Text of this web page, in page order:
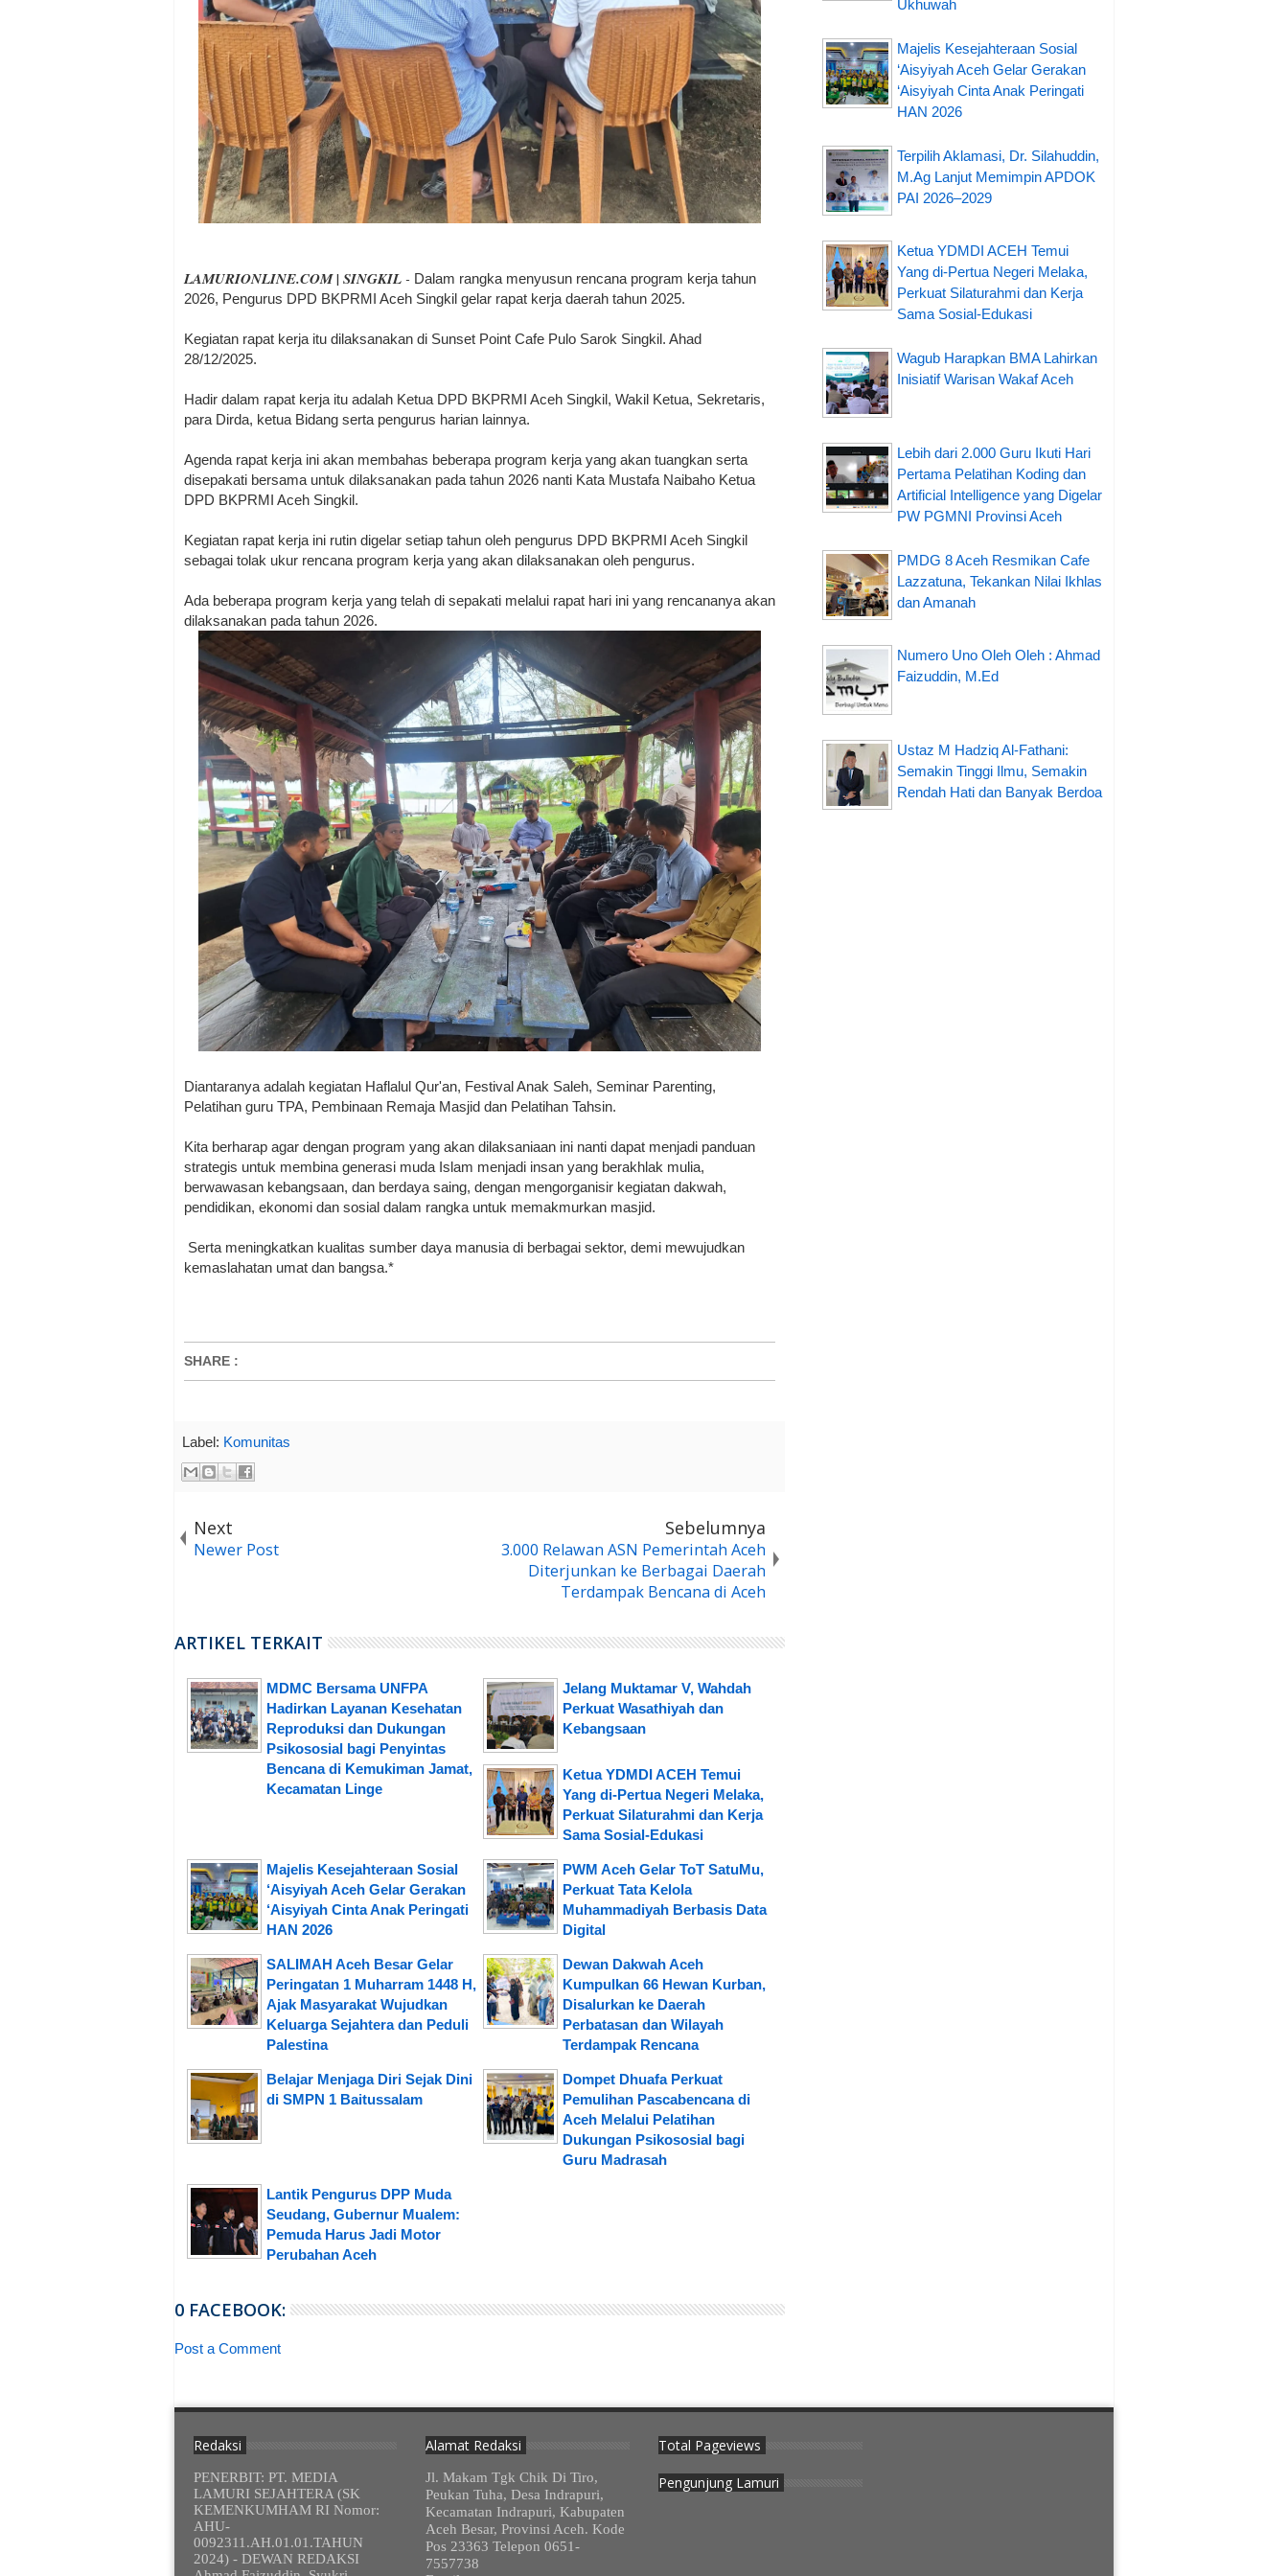
LAMURIONLINE.COM | SINGKIL - Dalam rangka menyusun rencana program kerja tahun
2026, Pengurus DPD BKPRMI Aceh Singkil gelar rapat kerja daerah tahun 2025.
Kegiatan rapat kerja itu dilaksanakan di Sunset Point Cafe Pulo Sarok Singkil. Ahad
28/12/2025.
Hadir dalam rapat kerja itu adalah Ketua DPD BKPRMI Aceh Singkil, Wakil Ketua, Sekretaris,
para Dirda, ketua Bidang serta pengurus harian lainnya.
Agenda rapat kerja ini akan membahas beberapa program kerja yang akan tuangkan serta
disepakati bersama untuk dilaksanakan pada tahun 2026 nanti Kata Mustafa Naibaho Ketua
DPD BKPRMI Aceh Singkil.
Kegiatan rapat kerja ini rutin digelar setiap tahun oleh pengurus DPD BKPRMI Aceh Singkil
sebagai tolak ukur rencana program kerja yang akan dilaksanakan oleh pengurus.
Ada beberapa program kerja yang telah di sepakati melalui rapat hari ini yang rencananya akan
dilaksanakan pada tahun 2026.
Diantaranya adalah kegiatan Haflalul Qur'an, Festival Anak Saleh, Seminar Parenting,
Pelatihan guru TPA, Pembinaan Remaja Masjid dan Pelatihan Tahsin.
Kita berharap agar dengan program yang akan dilaksaniaan ini nanti dapat menjadi panduan
strategis untuk membina generasi muda Islam menjadi insan yang berakhlak mulia,
berwawasan kebangsaan, dan berdaya saing, dengan mengorganisir kegiatan dakwah,
pendidikan, ekonomi dan sosial dalam rangka untuk memakmurkan masjid.
Serta meningkatkan kualitas sumber daya manusia di berbagai sektor, demi mewujudkan
kemaslahatan umat dan bangsa.*
SHARE :
Label: Komunitas
Next
Newer Post
Sebelumnya
3.000 Relawan ASN Pemerintah Aceh
Diterjunkan ke Berbagai Daerah
Terdampak Bencana di Aceh
ARTIKEL TERKAIT
MDMC Bersama UNFPA
Hadirkan Layanan Kesehatan
Reproduksi dan Dukungan
Psikososial bagi Penyintas
Bencana di Kemukiman Jamat,
Kecamatan Linge
Jelang Muktamar V, Wahdah
Perkuat Wasathiyah dan
Kebangsaan
Ketua YDMDI ACEH Temui
Yang di-Pertua Negeri Melaka,
Perkuat Silaturahmi dan Kerja
Sama Sosial-Edukasi
Majelis Kesejahteraan Sosial
‘Aisyiyah Aceh Gelar Gerakan
‘Aisyiyah Cinta Anak Peringati
HAN 2026
PWM Aceh Gelar ToT SatuMu,
Perkuat Tata Kelola
Muhammadiyah Berbasis Data
Digital
SALIMAH Aceh Besar Gelar
Peringatan 1 Muharram 1448 H,
Ajak Masyarakat Wujudkan
Keluarga Sejahtera dan Peduli
Palestina
Dewan Dakwah Aceh
Kumpulkan 66 Hewan Kurban,
Disalurkan ke Daerah
Perbatasan dan Wilayah
Terdampak Rencana
Belajar Menjaga Diri Sejak Dini
di SMPN 1 Baitussalam
Dompet Dhuafa Perkuat
Pemulihan Pascabencana di
Aceh Melalui Pelatihan
Dukungan Psikososial bagi
Guru Madrasah
Lantik Pengurus DPP Muda
Seudang, Gubernur Mualem:
Pemuda Harus Jadi Motor
Perubahan Aceh
0 FACEBOOK:
Post a Comment
Ukhuwah
Majelis Kesejahteraan Sosial
‘Aisyiyah Aceh Gelar Gerakan
‘Aisyiyah Cinta Anak Peringati
HAN 2026
Terpilih Aklamasi, Dr. Silahuddin,
M.Ag Lanjut Memimpin APDOK
PAI 2026–2029
Ketua YDMDI ACEH Temui
Yang di-Pertua Negeri Melaka,
Perkuat Silaturahmi dan Kerja
Sama Sosial-Edukasi
Wagub Harapkan BMA Lahirkan
Inisiatif Warisan Wakaf Aceh
Lebih dari 2.000 Guru Ikuti Hari
Pertama Pelatihan Koding dan
Artificial Intelligence yang Digelar
PW PGMNI Provinsi Aceh
PMDG 8 Aceh Resmikan Cafe
Lazzatuna, Tekankan Nilai Ikhlas
dan Amanah
Numero Uno Oleh Oleh : Ahmad
Faizuddin, M.Ed
Ustaz M Hadziq Al-Fathani:
Semakin Tinggi Ilmu, Semakin
Rendah Hati dan Banyak Berdoa
Redaksi
PENERBIT: PT. MEDIA
LAMURI SEJAHTERA (SK
KEMENKUMHAM RI Nomor:
AHU-
0092311.AH.01.01.TAHUN
2024) - DEWAN REDAKSI
Alamat Redaksi
Jl. Makam Tgk Chik Di Tiro,
Peukan Tuha, Desa Indrapuri,
Kecamatan Indrapuri, Kabupaten
Aceh Besar, Provinsi Aceh. Kode
Pos 23363 Telepon 0651-
7557738
Total Pageviews
Pengunjung Lamuri